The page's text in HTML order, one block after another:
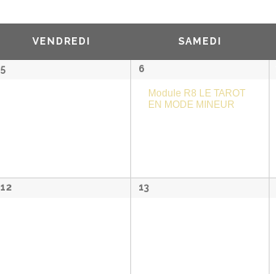
VENDREDI SAMEDI
5 6
Module R8 LE TAROT
EN MODE MINEUR
12 13